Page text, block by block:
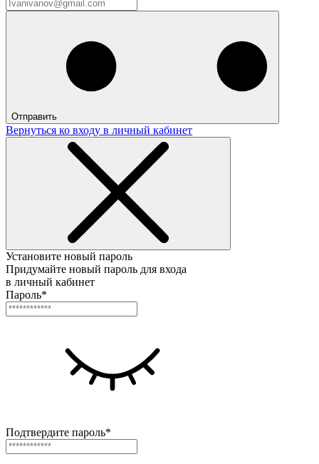
Отправить
Вернуться ко входу в личный кабинет
Установите новый пароль
Придумайте новый пароль для входа
в личный кабинет
Пароль*
Подтвердите пароль*